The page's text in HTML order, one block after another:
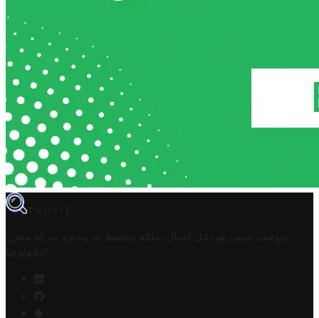
TROVIT
تروفيت تونس هو دليل أعمال تملكه وتحتفظ به وتديره
شركة مخزن
التكنولوجيا